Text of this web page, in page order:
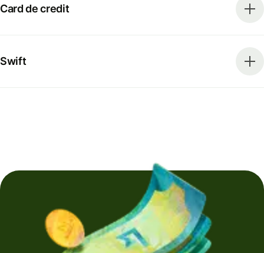
Card de credit
Swift